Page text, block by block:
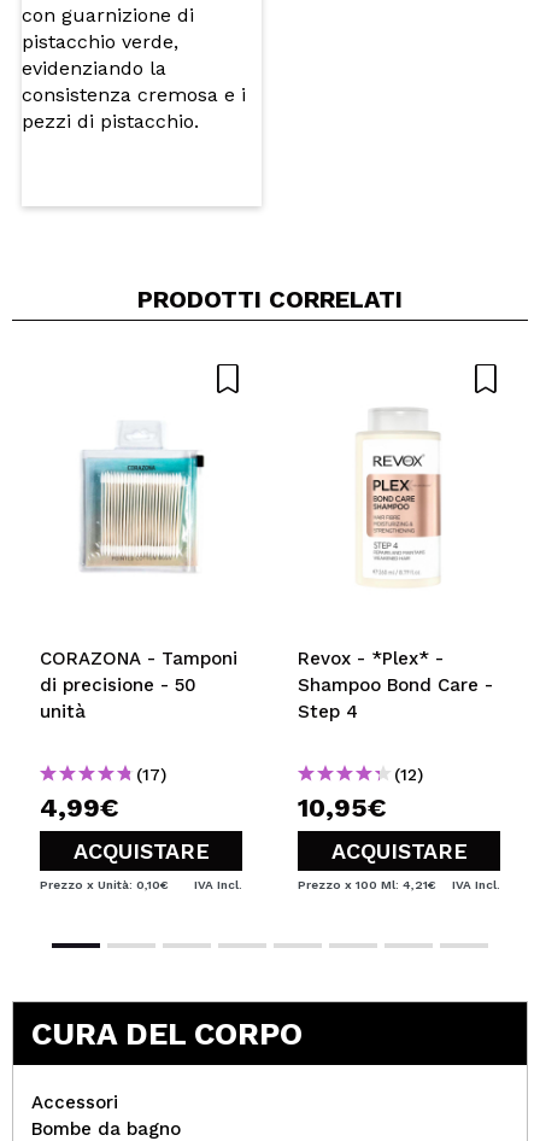
PRODOTTI CORRELATI
CORAZONA - Tamponi
di precisione - 50
unità
(17)
4,99€
ACQUISTARE
Prezzo x Unità: 0,10€ IVA Incl.
Revox - *Plex* -
Shampoo Bond Care -
Step 4
(12)
10,95€
ACQUISTARE
Prezzo x 100 Ml: 4,21€ IVA Incl.
CURA DEL CORPO
Accessori
Bombe da bagno